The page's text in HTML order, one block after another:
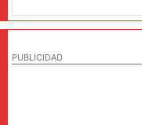
PUBLICIDAD